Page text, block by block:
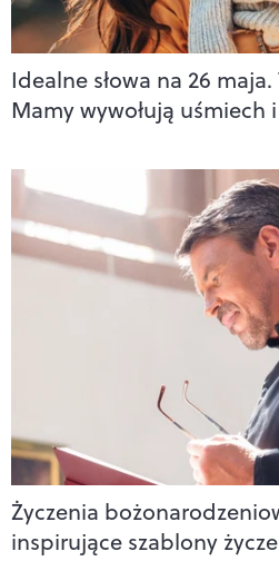
Idealne słowa na 26
Mamy wywołują uśmiech
Życzenia
inspirujące szablony